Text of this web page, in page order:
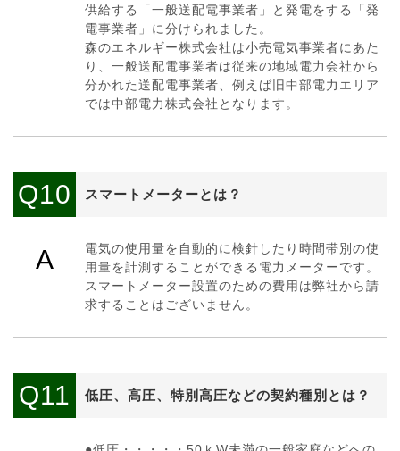
供給する「一般送配電事業者」と発電をする「発
電事業者」に分けられました。
森のエネルギー株式会社は小売電気事業者にあた
り、一般送配電事業者は従来の地域電力会社から
分かれた送配電事業者、例えば旧中部電力エリア
では中部電力株式会社となります。
Q10 スマートメーターとは？
A
電気の使用量を自動的に検針したり時間帯別の使
用量を計測することができる電力メーターです。
スマートメーター設置のための費用は弊社から請
求することはございません。
Q11 低圧、高圧、特別高圧などの契約種別とは？